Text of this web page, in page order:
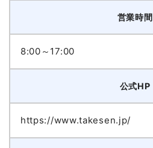
営業時間
8:00～17:00
公式HP
https://www.takesen.jp/